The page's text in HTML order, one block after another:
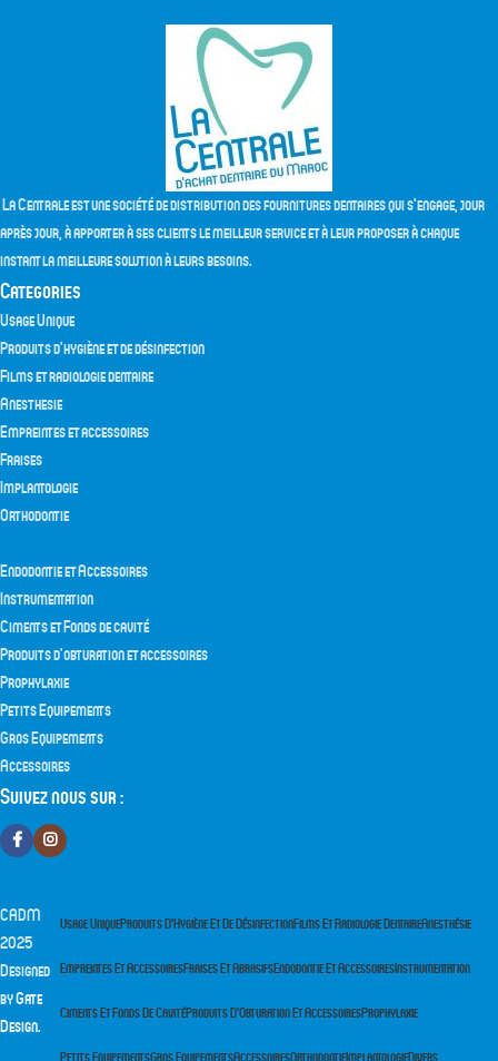
La Centrale est une société de distribution des fournitures dentaires qui s'engage, jour
après jour, à apporter à ses clients le meilleur service et à leur proposer à chaque
instant la meilleure solution à leurs besoins.
Categories
Usage Unique
Produits d’hygiène et de désinfection
Films et radiologie dentaire
Anesthesie
Empreintes et accessoires
Fraises
Implantologie
Orthodontie
Endodontie et Accessoires
Instrumentation
Ciments et Fonds de cavité
Produits d’obturation et accessoires
Prophylaxie
Petits Equipements
Gros Equipements
Accessoires
Suivez nous sur :
CADM
2025
Designed
byGate
Design.
Usage UniqueProduits D’Hygiène Et De DésinfectionFilms Et Radiologie DentaireAnesthésie
Empreintes Et AccessoiresFraises Et AbrasifsEndodontie Et AccessoiresInstrumentation
Ciments Et Fonds De CavitéProduits D’Obturation Et AccessoiresProphylaxie
Petits EquipementsGros EquipementsAccessoiresOrthodontieImplantologieDivers